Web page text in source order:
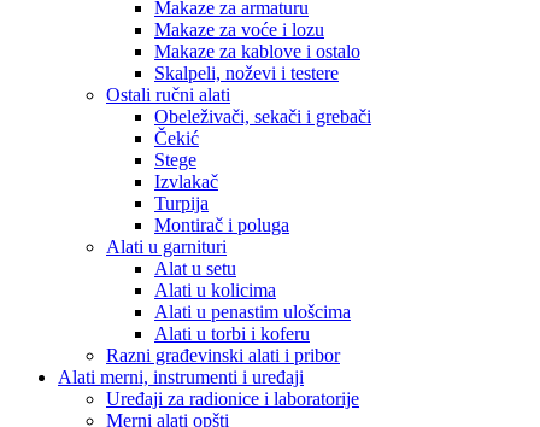
Makaze za armaturu
Makaze za voće i lozu
Makaze za kablove i ostalo
Skalpeli, noževi i testere
Ostali ručni alati
Obeleživači, sekači i grebači
Čekić
Stege
Izvlakač
Turpija
Montirač i poluga
Alati u garnituri
Alat u setu
Alati u kolicima
Alati u penastim ulošcima
Alati u torbi i koferu
Razni građevinski alati i pribor
Alati merni, instrumenti i uređaji
Uređaji za radionice i laboratorije
Merni alati opšti